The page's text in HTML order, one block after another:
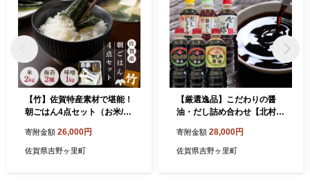
【竹】佐賀特産素材で堪能！
朝ごはん4点セット（お米/無
香味干し）【北村醤油醸造】
[FAB011]
寄附金額 26,000円
佐賀県吉野ヶ里町
【厳選逸品】こだわりの醤
油・だし詰め合わせ【北村醤
寄附金額 28,000円
佐賀県吉野ヶ里町